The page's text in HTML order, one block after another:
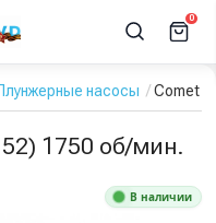
0
насосы Comet
1750 об/мин.
В наличии